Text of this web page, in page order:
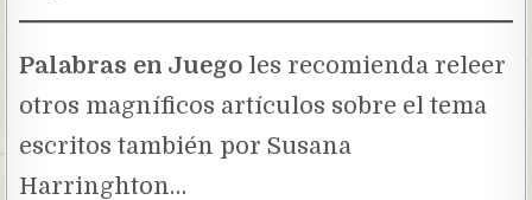
Palabras en Juego les recomienda releer
otros magníficos artículos sobre el tema
escritos también por Susana
Harringhton…